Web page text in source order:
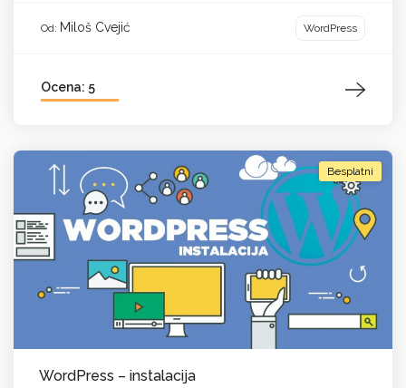
Od: Miloš Cvejić WordPress
Ocena: 5
Besplatni
WordPress – instalacija